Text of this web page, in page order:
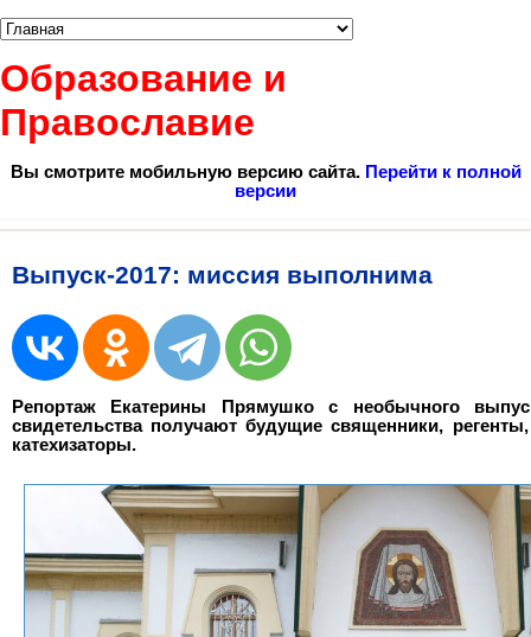
Образование и
Православие
Вы смотрите мобильную версию сайта. Перейти к полной
версии
Выпуск-2017: миссия выполнима
Репортаж Екатерины Прямушко с необычного
свидетельства получают будущие священники,
катехизаторы.